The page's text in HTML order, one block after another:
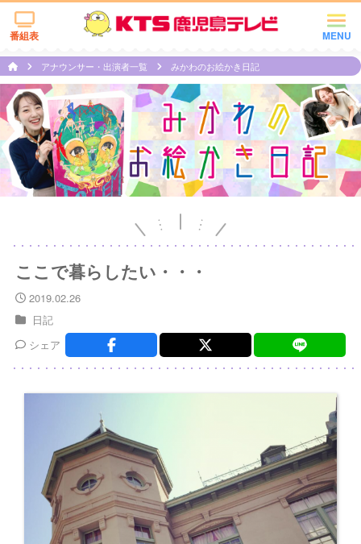
MENU
番組表
アナウンサー・出演者一覧 みかわのお絵かき日記
ここで暮らしたい・・・
2019.02.26
日記
シェア